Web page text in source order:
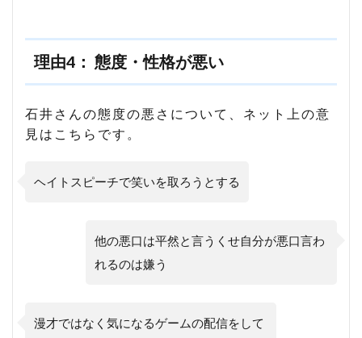
理由4： 態度・性格が悪い
石井さんの態度の悪さについて、ネット上の意
見はこちらです。
ヘイトスピーチで笑いを取ろうとする
他の悪口は平然と言うくせ自分が悪口言わ
れるのは嫌う
漫才ではなく気になるゲームの配信をして